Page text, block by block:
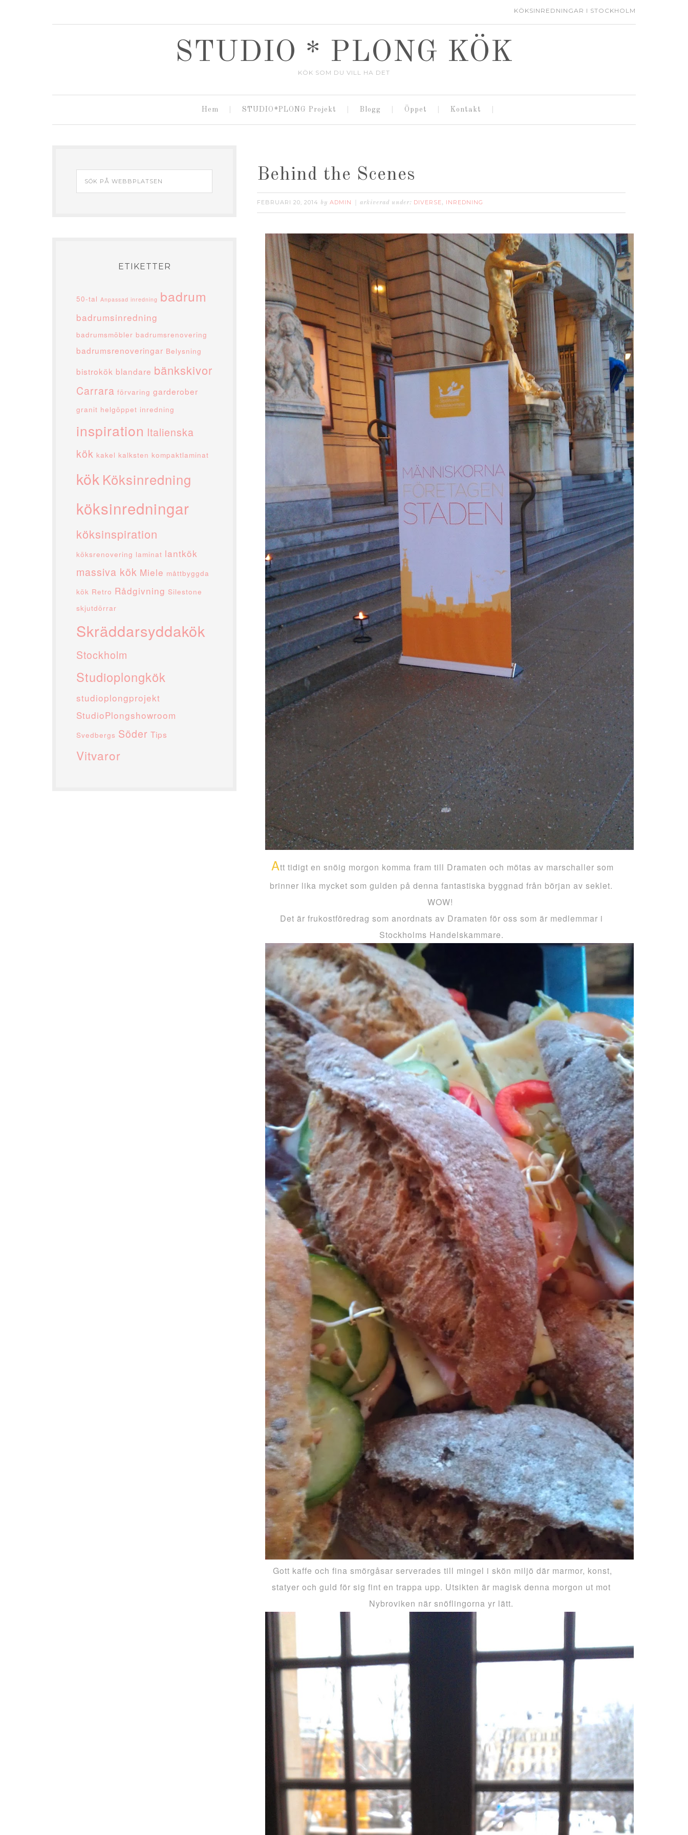
KÖKSINREDNINGAR I STOCKHOLM
STUDIO * PLONG KÖK
KÖK SOM DU VILL HA DET
Hem STUDIO*PLONG Projekt Blogg Öppet Kontakt
Behind the Scenes
FEBRUARI 20, 2014 by ADMIN arkiverad under: DIVERSE, INREDNING
Att tidigt en snöig morgon komma fram till Dramaten och mötas av marschaller som
brinner lika mycket som gulden på denna fantastiska byggnad från början av seklet.
WOW!
Det är frukostföredrag som anordnats av Dramaten för oss som är medlemmar i
Stockholms Handelskammare.
Gott kaffe och fina smörgåsar serverades till mingel i skön miljö där marmor, konst,
statyer och guld för sig fint en trappa upp. Utsikten är magisk denna morgon ut mot
Nybroviken när snöflingorna yr lätt.
ETIKETTER
50-tal Anpassad inredning badrum
badrumsinredning
badrumsmöbler badrumsrenovering
badrumsrenoveringar Belysning
bistrokök blandare bänkskivor
Carrara förvaring garderober
granit helgöppet inredning
inspiration Italienska
kök kakel kalksten kompaktlaminat
kök Köksinredning
köksinredningar
köksinspiration
köksrenovering laminat lantkök
massiva kök Miele måttbyggda
kök Retro Rådgivning Silestone
skjutdörrar
Skräddarsyddakök
Stockholm
Studioplongkök
studioplongprojekt
StudioPlongshowroom
Svedbergs Söder Tips
Vitvaror